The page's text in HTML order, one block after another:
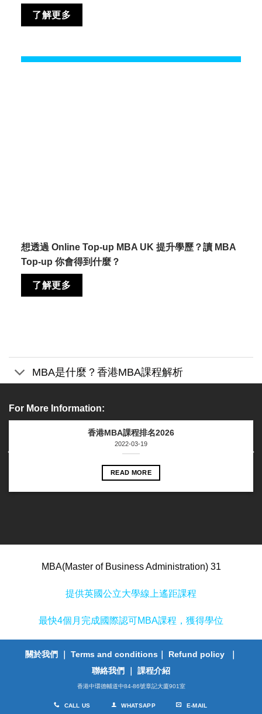
了解更多
想透過 Online Top-up MBA UK 提升學歷？讀 MBA
Top-up 你會得到什麼？
了解更多
MBA是什麼？香港MBA課程解析
For More Information:
香港MBA課程排名2026
2022-03-19
READ MORE
MBA(Master of Business Administration) 31
提供英國公立大學線上遙距課程
最快4個月完成國際認可MBA課程，獲得學位
關於我們 Terms and conditions Refund policy｜
聯絡我們
課程介紹
香港中環德輔道中84-86號章記大廈901室
CALL US WHATSAPP E-MAIL